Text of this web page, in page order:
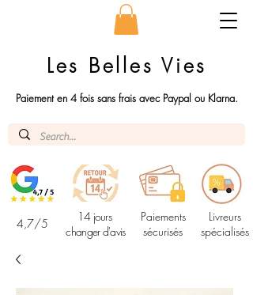
Les Belles Vies
Paiement en 4 fois sans frais avec Paypal ou Klarna.
4,7/5
14 jours
changer d'avis
Paiements
sécurisés
Livreurs
spécialisés